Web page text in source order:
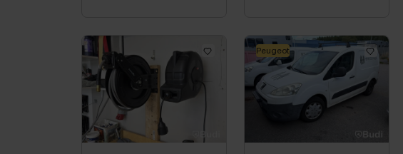
Peugeot